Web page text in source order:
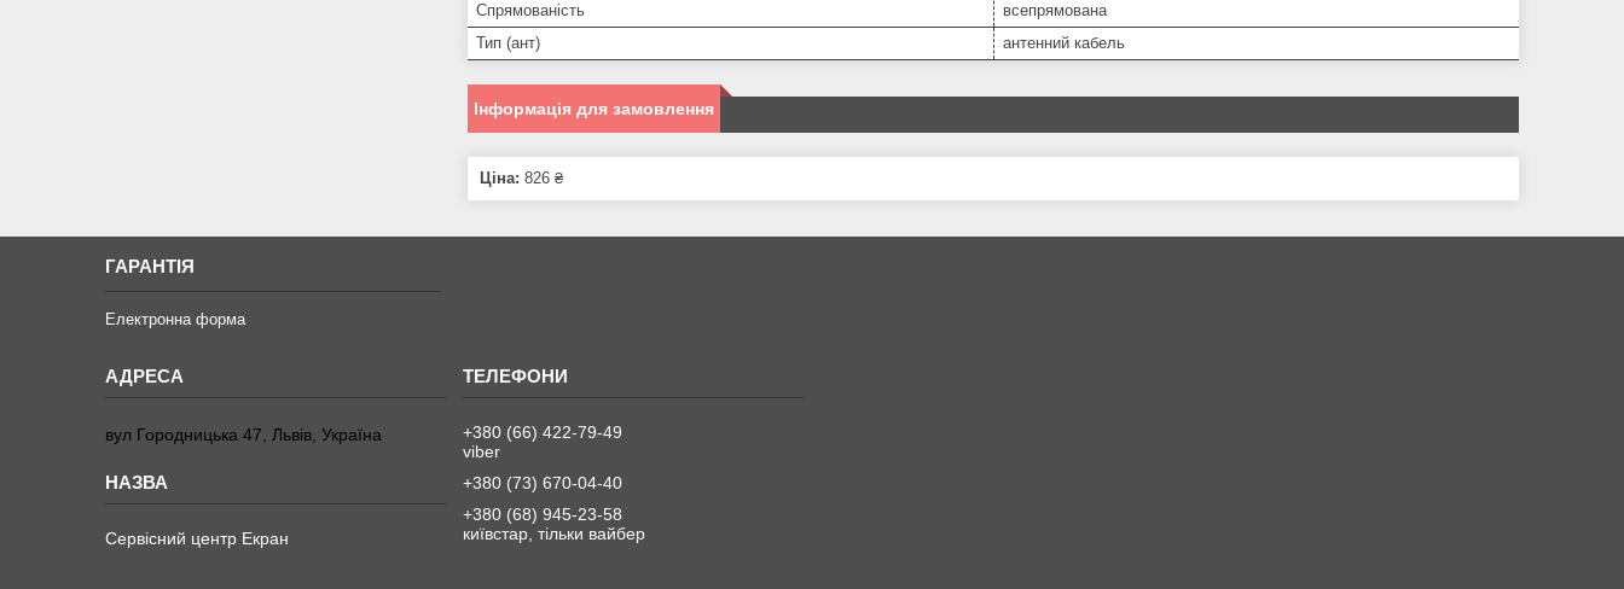
Спрямованість
всепрямована
Тип (ант)
антенний кабель
Інформація для замовлення
Ціна: 826 ₴
ГАРАНТІЯ
Електронна форма
вул Городницька 47, Львів, Україна
Сервісний центр Екран
+380 (66) 422-79-49
viber
+380 (73) 670-04-40
+380 (68) 945-23-58
київстар, тільки вайбер